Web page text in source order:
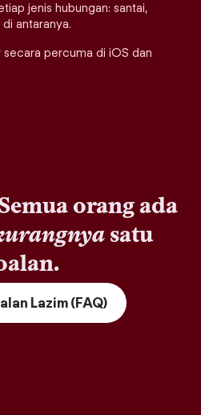
jenis hubungan: santai,
antaranya.
percuma di iOS dan
orang ada
satu
Lazim (FAQ)